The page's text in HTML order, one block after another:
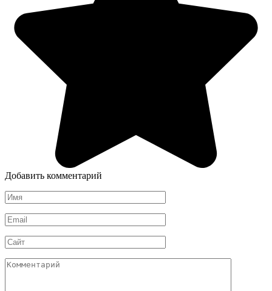
Добавить комментарий
Имя
*
Email
*
Сайт
Комментарий